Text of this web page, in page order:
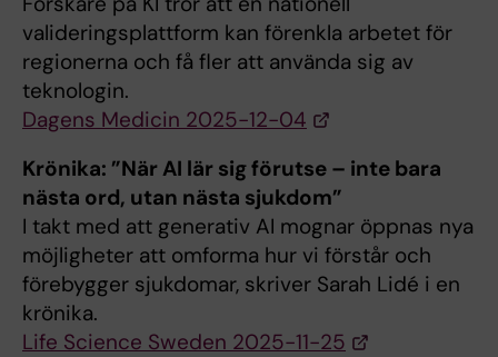
valideringsplattform kan förenkla arbetet för
regionerna och få fler att använda sig av
teknologin.
Dagens Medicin 2025-12-04
Krönika: ”När AI lär sig förutse – inte bara
nästa ord, utan nästa sjukdom”
I takt med att generativ AI mognar öppnas nya
möjligheter att omforma hur vi förstår och
förebygger sjukdomar, skriver Sarah Lidé i en
krönika.
Life Science Sweden 2025-11-25